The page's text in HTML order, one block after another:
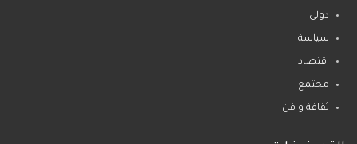
دولي
سياسة
اقتصاد
مجتمع
ثقافة و فن